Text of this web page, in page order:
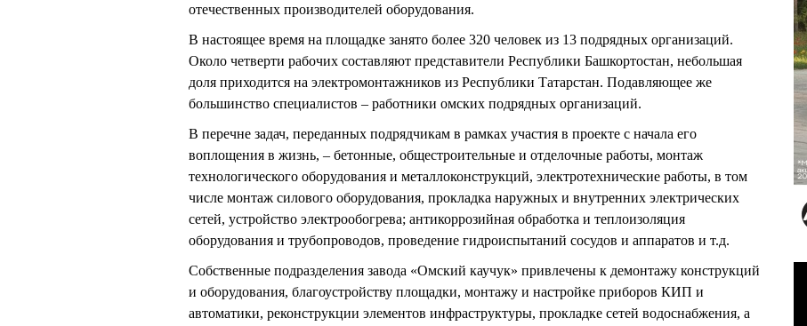
отечественных производителей оборудования.
В настоящее время на площадке занято более 320 человек из 13 подрядных организаций.
Около четверти рабочих составляют представители Республики Башкортостан, небольшая
доля приходится на электромонтажников из Республики Татарстан. Подавляющее же
большинство специалистов – работники омских подрядных организаций.
В перечне задач, переданных подрядчикам в рамках участия в проекте с начала его
воплощения в жизнь, – бетонные, общестроительные и отделочные работы, монтаж
технологического оборудования и металлоконструкций, электротехнические работы, в том
числе монтаж силового оборудования, прокладка наружных и внутренних электрических
сетей, устройство электрообогрева; антикоррозийная обработка и теплоизоляция
оборудования и трубопроводов, проведение гидроиспытаний сосудов и аппаратов и т.д.
Собственные подразделения завода «Омский каучук» привлечены к демонтажу конструкций
и оборудования, благоустройству площадки, монтажу и настройке приборов КИП и
автоматики, реконструкции элементов инфраструктуры, прокладке сетей водоснабжения, а